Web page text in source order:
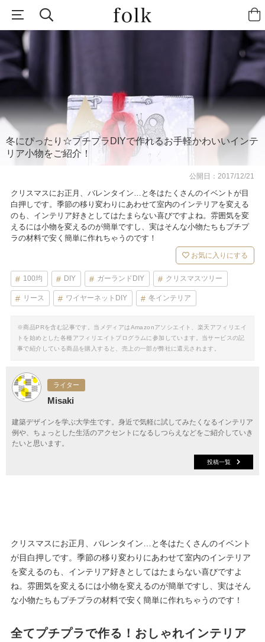
冬にぴったり☆プチプラDIYで作れるお手軽かわいいインテ
リア小物をご紹介！
公開日：2017/12/21
クリスマスにお正月、バレンタイン…と冬はたくさんのイベントが目
白押しです。季節の移り変わりにあわせて室内のインテリアを変える
のも、インテリア好きとしてはたまらない喜びですよね。雰囲気を変
えるには小物を変えるのが簡単ですし、実はそんな小物たちもプチプ
ラの材料で安く簡単に作れちゃうのです！
お気に入りにする
100均 DIY ガーランドDIY クリスマスツリー
リース ワイヤーネットDIY 冬インテリア
※商品PRを含む記事です。当メディアはAmazonアソシエイト、楽天アフィリエイ
トを始めとした各種アフィリエイトプログラムに参加しています。当サービスの記
事で紹介している商品を購入すると、売上の一部が弊社に還元されます。
ライター
Misaki
建築デザインを学ぶ大学生です。身近で気軽に試してみたくなるインテリア
例や、ちょっとした生活のアクセントになるしつらえなどをご紹介していき
たいと思います。
投稿一覧
クリスマスにお正月、バレンタイン…と冬はたくさんのイベント
が目白押しです。季節の移り変わりにあわせて室内のインテリア
を変えるのも、インテリア好きとしてはたまらない喜びですよ
ね。雰囲気を変えるには小物を変えるのが簡単ですし、実はそん
な小物たちもプチプラの材料で安く簡単に作れちゃうのです！
全てプチプラで作る！おしゃれインテリア